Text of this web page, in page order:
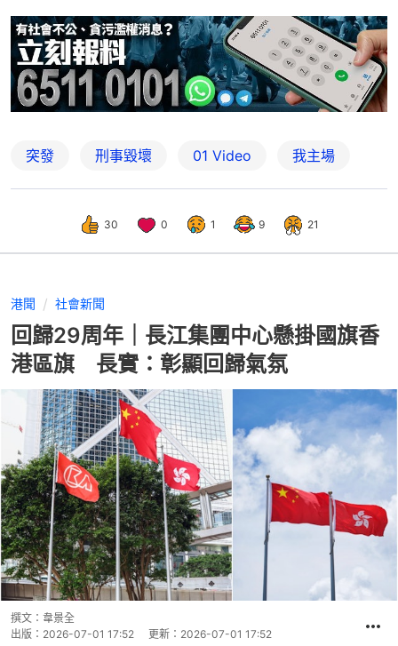
突發 刑事毀壞 01 Video 我主場
30 0 1 9 21
港聞 社會新聞
回歸29周年｜長江集團中心懸掛國旗香
港區旗 長實：彰顯回歸氣氛
撰文： 韋景全
出版： 2026-07-01 17:52 更新： 2026-07-01 17:52